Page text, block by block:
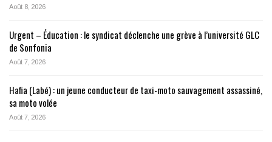
Août 8, 2026
Urgent – Éducation : le syndicat déclenche une grève à l’université GLC
de Sonfonia
Août 7, 2026
Hafia (Labé) : un jeune conducteur de taxi-moto sauvagement assassiné,
sa moto volée
Août 7, 2026